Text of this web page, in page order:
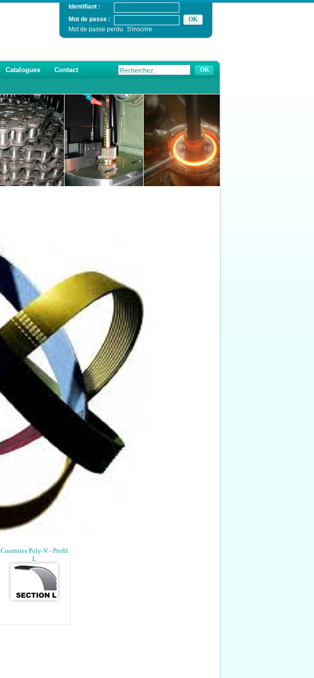
Identifiant :
Mot de passe :
Mot de passe perdu
S'inscrire
Catalogues
Contact
Courroies Poly-V - Profil
L